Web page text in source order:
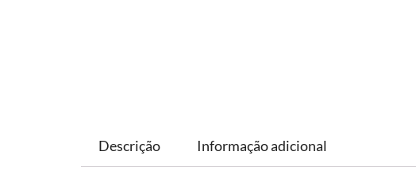
Descrição Informação adicional